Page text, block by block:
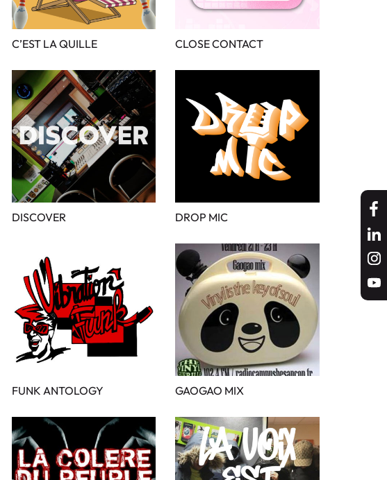
C’EST LA QUILLE CLOSE CONTACT
DISCOVER DROP MIC
FUNK ANTOLOGY GAOGAO MIX